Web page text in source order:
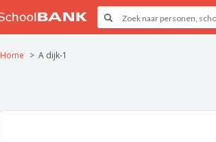
Home A dijk-1